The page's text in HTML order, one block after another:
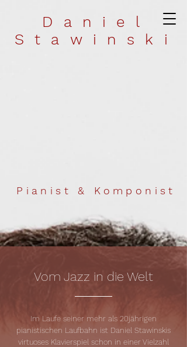
Daniel
Stawinski
Pianist & Komponist
Vom Jazz in die Welt
Im Laufe seiner mehr als 20jährigen
pianistischen Laufbahn ist Daniel Stawinskis
virtuoses Klavierspiel schon in einer Vielzahl